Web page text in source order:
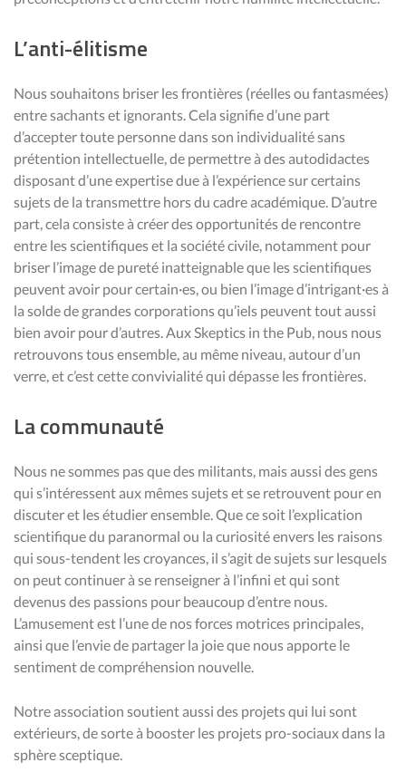
L’anti-élitisme
Nous souhaitons briser les frontières (réelles ou fantasmées)
entre sachants et ignorants. Cela signifie d’une part
d’accepter toute personne dans son individualité sans
prétention intellectuelle, de permettre à des autodidactes
disposant d’une expertise due à l’expérience sur certains
sujets de la transmettre hors du cadre académique. D’autre
part, cela consiste à créer des opportunités de rencontre
entre les scientifiques et la société civile, notamment pour
briser l’image de pureté inatteignable que les scientifiques
peuvent avoir pour certain·es, ou bien l’image d’intrigant·es à
la solde de grandes corporations qu’iels peuvent tout aussi
bien avoir pour d’autres. Aux Skeptics in the Pub, nous nous
retrouvons tous ensemble, au même niveau, autour d’un
verre, et c’est cette convivialité qui dépasse les frontières.
La communauté
Nous ne sommes pas que des militants, mais aussi des gens
qui s’intéressent aux mêmes sujets et se retrouvent pour en
discuter et les étudier ensemble. Que ce soit l’explication
scientifique du paranormal ou la curiosité envers les raisons
qui sous-tendent les croyances, il s’agit de sujets sur lesquels
on peut continuer à se renseigner à l’infini et qui sont
devenus des passions pour beaucoup d’entre nous.
L’amusement est l’une de nos forces motrices principales,
ainsi que l’envie de partager la joie que nous apporte le
sentiment de compréhension nouvelle.
Notre association soutient aussi des projets qui lui sont
extérieurs, de sorte à booster les projets pro-sociaux dans la
sphère sceptique.